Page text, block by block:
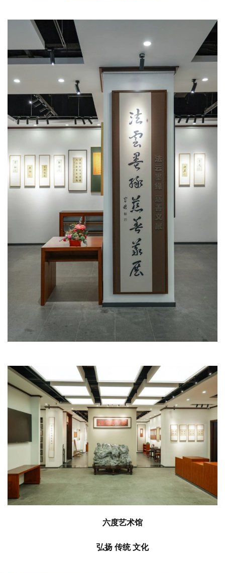
六度艺术馆
弘扬 传统 文化